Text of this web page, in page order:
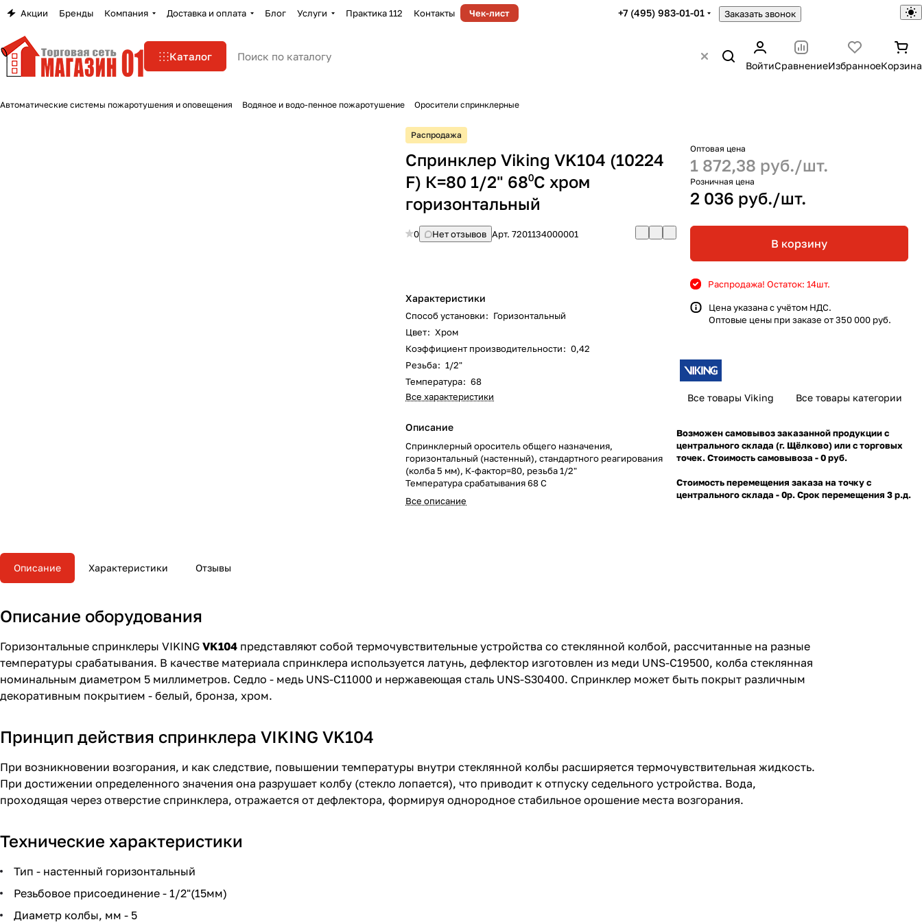
Акции Бренды Компания Доставка и оплата Блог Услуги Практика 112 Контакты Чек-лист +7 (495) 983-01-01 Заказать звонок
Каталог
ВойтиСравнениеИзбранноеКорзина
Автоматические системы пожаротушения и оповещения Водяное и водо-пенное пожаротушение Оросители спринклерные
Распродажа
Спринклер Viking VK104 (10224
F) К=80 1/2" 68⁰С хром
горизонтальный
0 Нет отзывов Арт.7201134000001
Характеристики
Способ установки: Горизонтальный
Цвет: Хром
Коэффициент производительности: 0,42
Резьба: 1/2"
Температура: 68
Все характеристики
Описание
Спринклерный ороситель общего назначения,
горизонтальный (настенный), cтандартного реагирования
(колба 5 мм), К-фактор=80, резьба 1/2"
Температура срабатывания 68 С
Все описание
Оптовая цена
1 872,38 руб./шт.
Розничная цена
2 036 руб./шт.
В корзину
Распродажа! Остаток: 14шт.
Цена указана с учётом НДС.
Оптовые цены при заказе от 350 000 руб.
Все товары Viking Все товары категории
Возможен самовывоз заказанной продукции с
центрального склада (г. Щёлково) или с торговых
точек. Стоимость самовывоза - 0 руб.
Стоимость перемещения заказа на точку с
центрального склада - 0р. Срок перемещения 3 р.д.
Описание Характеристики Отзывы
Описание оборудования
Горизонтальные спринклеры VIKING VK104 представляют собой термочувствительные устройства со стеклянной колбой, рассчитанные на разные
температуры срабатывания. В качестве материала спринклера используется латунь, дефлектор изготовлен из меди UNS-C19500, колба стеклянная
номинальным диаметром 5 миллиметров. Седло - медь UNS-C11000 и нержавеющая сталь UNS-S30400. Спринклер может быть покрыт различным
декоративным покрытием - белый, бронза, хром.
Принцип действия спринклера VIKING VK104
При возникновении возгорания, и как следствие, повышении температуры внутри стеклянной колбы расширяется термочувствительная жидкость.
При достижении определенного значения она разрушает колбу (стекло лопается), что приводит к отпуску седельного устройства. Вода,
проходящая через отверстие спринклера, отражается от дефлектора, формируя однородное стабильное орошение места возгорания.
Технические характеристики
Тип - настенный горизонтальный
Резьбовое присоединение - 1/2"(15мм)
Диаметр колбы, мм - 5